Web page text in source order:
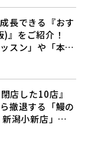
長できる『おす
』をご紹介！
スン」や「本格
自分を見つけよ
店した10店』
撤退する「鰻の
潟小新店」が